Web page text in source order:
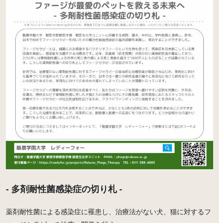
- 多剤耐性菌感染症の切り札 -
薬剤耐性菌による感染症に罹患し、治療法がない犬、猫に対するフ